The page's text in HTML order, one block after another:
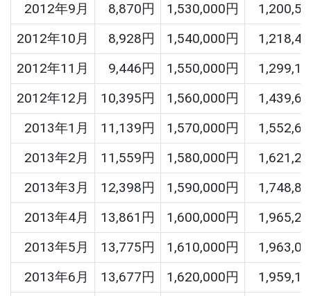
2012年9月
8,870円 1,530,000円
2012年10月
8,928円 1,540,000円
2012年11月
9,446円 1,550,000円
2012年12月
10,395円 1,560,000円
2013年1月
11,139円 1,570,000円
2013年2月
11,559円 1,580,000円
2013年3月
12,398円 1,590,000円
2013年4月
13,861円 1,600,000円
2013年5月
13,775円 1,610,000円
2013年6月
13,677円 1,620,000円